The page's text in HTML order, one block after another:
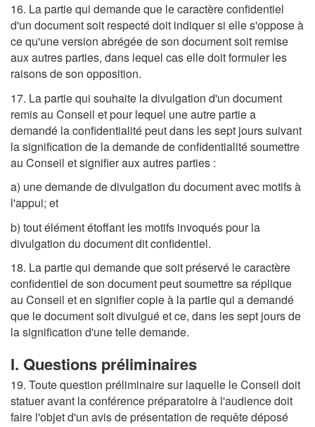
16. La partie qui demande que le caractère confidentiel
d'un document soit respecté doit indiquer si elle s'oppose à
ce qu'une version abrégée de son document soit remise
aux autres parties, dans lequel cas elle doit formuler les
raisons de son opposition.
17. La partie qui souhaite la divulgation d'un document
remis au Conseil et pour lequel une autre partie a
demandé la confidentialité peut dans les sept jours suivant
la signification de la demande de confidentialité soumettre
au Conseil et signifier aux autres parties :
a) une demande de divulgation du document avec motifs à
l'appui; et
b) tout élément étoffant les motifs invoqués pour la
divulgation du document dit confidentiel.
18. La partie qui demande que soit préservé le caractère
confidentiel de son document peut soumettre sa réplique
au Conseil et en signifier copie à la partie qui a demandé
que le document soit divulgué et ce, dans les sept jours de
la signification d'une telle demande.
I. Questions préliminaires
19. Toute question préliminaire sur laquelle le Conseil doit
statuer avant la conférence préparatoire à l'audience doit
faire l'objet d'un avis de présentation de requête déposé